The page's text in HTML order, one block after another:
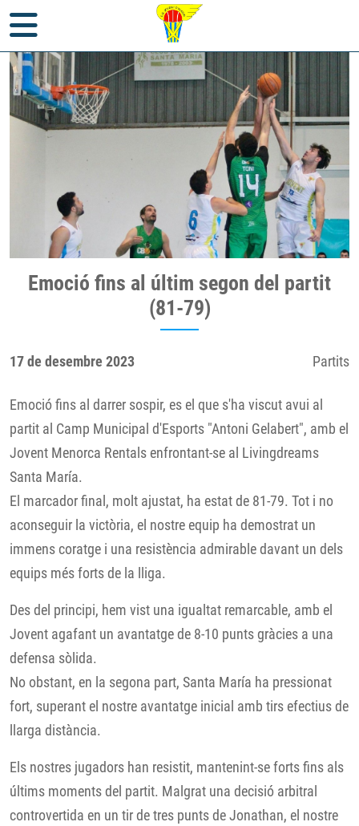
(81-79)
Emoció fins al últim segon del partit
(81-79)
17 de desembre 2023 Partits
Emoció fins al darrer sospir, es el que s'ha viscut avui al
partit al Camp Municipal d'Esports "Antoni Gelabert", amb el
Jovent Menorca Rentals enfrontant-se al Livingdreams
Santa María.
El marcador final, molt ajustat, ha estat de 81-79. Tot i no
aconseguir la victòria, el nostre equip ha demostrat un
immens coratge i una resistència admirable davant un dels
equips més forts de la lliga.
Des del principi, hem vist una igualtat remarcable, amb el
Jovent agafant un avantatge de 8-10 punts gràcies a una
defensa sòlida.
No obstant, en la segona part, Santa María ha pressionat
fort, superant el nostre avantatge inicial amb tirs efectius de
llarga distància.
Els nostres jugadors han resistit, mantenint-se forts fins als
últims moments del partit. Malgrat una decisió arbitral
controvertida en un tir de tres punts de Jonathan, el nostre